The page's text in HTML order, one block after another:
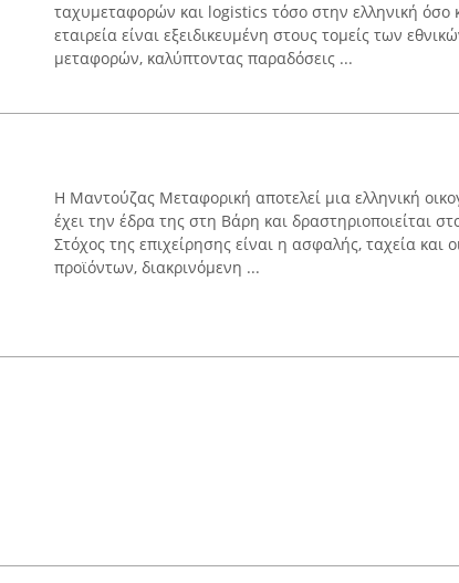
ταχυμεταφορών και logistics τόσο στην ελληνική όσο
εταιρεία είναι εξειδικευμένη στους τομείς των
μεταφορών, καλύπτοντας παραδόσεις ...
Η Μαντούζας Μεταφορική αποτελεί μια ελληνική
έχει την έδρα της στη Βάρη και δραστηριοποιείται
Στόχος της επιχείρησης είναι η ασφαλής, ταχεία και
προϊόντων, διακρινόμενη ...